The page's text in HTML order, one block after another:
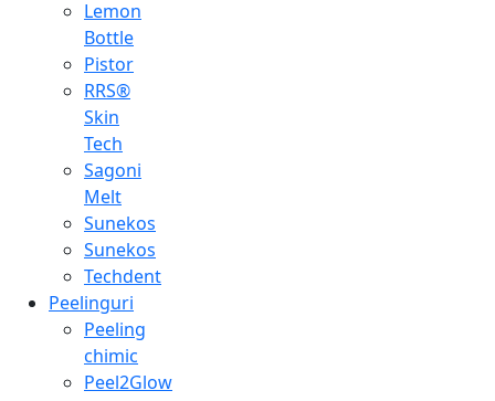
Lemon
Bottle
Pistor
RRS®
Skin
Tech
Sagoni
Melt
Sunekos
Sunekos
Techdent
Peelinguri
Peeling
chimic
Peel2Glow